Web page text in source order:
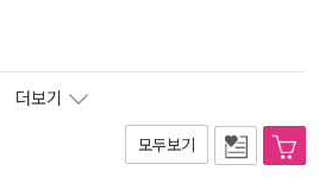
더보기
모두보기